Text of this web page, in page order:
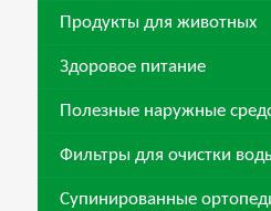
Продукты для животных
Здоровое питание
Полезные наружные
Фильтры для очистки
Супинированные